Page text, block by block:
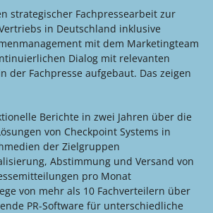
strategischer Fachpressearbeit zur
in Deutschland inklusive
mit dem Marketingteam
Dialog mit relevanten
der Fachpresse aufgebaut. Das zeigen
Berichte in zwei Jahren über die
von Checkpoint Systems in
der Zielgruppen
Abstimmung und Versand von
pro Monat
von mehr als 10 Fachverteilern über
PR-Software für unterschiedliche